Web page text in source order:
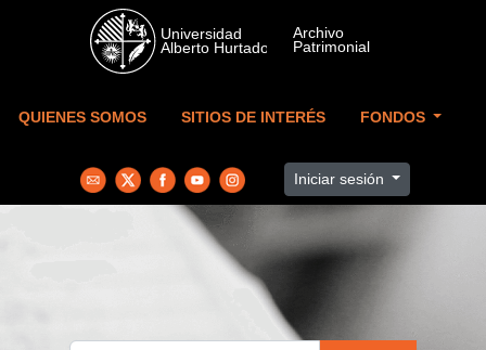
Skip to main content
QUIENES SOMOS SITIOS DE INTERÉS FONDOS
Iniciar sesión